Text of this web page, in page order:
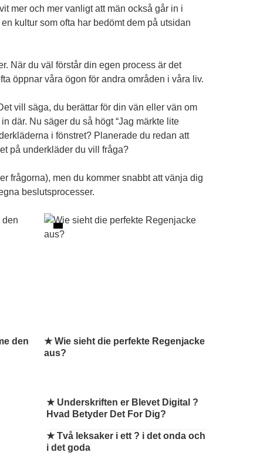
mer och mer vanligt att män också går in i
kultur som ofta har bedömt dem på utsidan
När du väl förstår din egen process är det
öppnar våra ögon för andra områden i våra liv.
vill säga, du berättar för din vän eller vän om
där. Nu säger du så högt “Jag märkte lite
i fönstret? Planerade du redan att
på underkläder du vill fråga?
frågorna), men du kommer snabbt att vänja dig
beslutsprocesser.
den
★ Wie sieht die perfekte Regenjacke
aus?
★ Underskriften er Blevet Digital ?
Hvad Betyder Det For Dig?
★Två leksaker i ett ? i det onda och
i det goda